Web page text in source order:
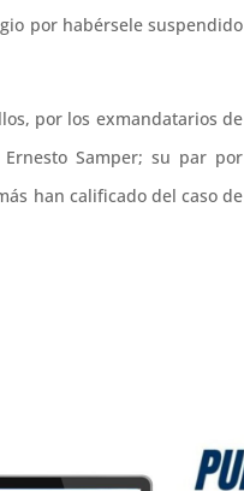
por habérsele suspendido
por los exmandatarios de
Samper; su par por
han calificado del caso de